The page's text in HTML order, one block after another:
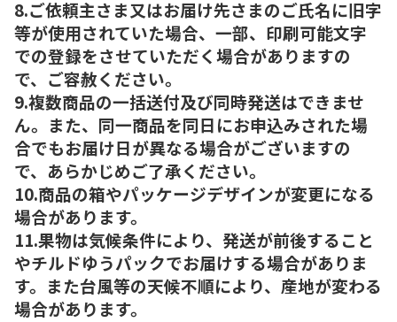
8.ご依頼主さま又はお届け先さまのご氏名に旧字
等が使用されていた場合、一部、印刷可能文字
での登録をさせていただく場合がありますの
で、ご容赦ください。
9.複数商品の一括送付及び同時発送はできませ
ん。また、同一商品を同日にお申込みされた場
合でもお届け日が異なる場合がございますの
で、あらかじめご了承ください。
10.商品の箱やパッケージデザインが変更になる
場合があります。
11.果物は気候条件により、発送が前後すること
やチルドゆうパックでお届けする場合がありま
す。また台風等の天候不順により、産地が変わる
場合があります。